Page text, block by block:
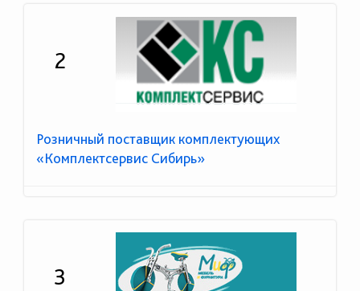
2
Розничный поставщик комплектующих
«Комплектсервис Сибирь»
3